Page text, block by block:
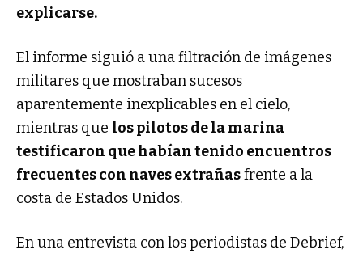
explicarse.
El informe siguió a una filtración de imágenes
militares que mostraban sucesos
aparentemente inexplicables en el cielo,
mientras que los pilotos de la marina
testificaron que habían tenido encuentros
frecuentes con naves extrañasfrente a la
costa de Estados Unidos.
En una entrevista con los periodistas de Debrief,